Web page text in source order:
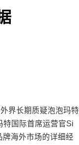
界长期质疑泡泡玛特
特国际首席运营官Si
海外市场的详细经